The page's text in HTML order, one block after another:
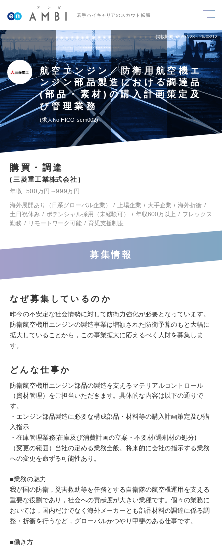
若手ハイキャリアのスカウト転職
掲載期間 26/07/23～26/08/12
航空エンジン／防衛用航空機エ
ンジン部品製造における調達品
(部品・素材)の購入計画策定及
び管理業務
求人No.HICO-scm002
購買・調達
三菱重工業株式会社
年収
500万円～999万円
海外展開あり（日系グローバル企業）
上場企業 大手企業
海外折衝
土日祝休み
ポテンシャル採用（未経験可） 年収600万以上
フレックス
勤務
リモートワーク可能 育児支援制度
募集情報
なぜ募集しているのか
昨今の不安定な社会情勢に対して防衛力強化が必要となっています。
防衛航空機用エンジンの製造事業は増額された防衛予算のもと大幅に
拡大していることから，この事業拡大に応えるべく人財を募集しま
す。
どんな仕事か
防衛航空機用エンジン部品の製造を支えるマテリアルコントロール
（資材管理）をご担当いただきます。具体的な内容は以下の通りで
す。
・エンジン部品製造に必要な構成部品・材料等の購入計画策定及び購
入指示
・在庫管理業務(在庫及び消費計画の立案・不要材/過剰材の処分)
（変更の範囲）当社の定める業務全般。将来的に会社の指示する業務
への変更を命ずる可能性あり。
■業務の魅力
我が国の防衛，災害救助等を任務とする自衛隊の航空機運用を支える
重要な役割であり，社会への貢献度が大きい業種です。個々の業務に
おいては，国内だけでなく海外メーカーとも部品材料の調達に係る調
整・折衝を行うなど，グローバルかつやり甲斐のある仕事です。
■働き方